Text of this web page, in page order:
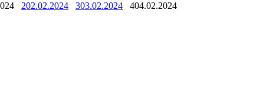
202.02.2024 303.02.2024 404.02.2024